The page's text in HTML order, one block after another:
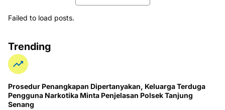
Failed to load posts.
Trending
Prosedur Penangkapan Dipertanyakan, Keluarga Terduga
Pengguna Narkotika Minta Penjelasan Polsek Tanjung
Senang